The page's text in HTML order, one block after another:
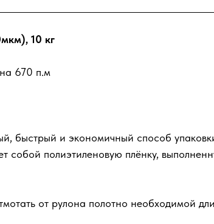
10 кг
670 п.м
быстрый и экономичный способ
собой полиэтиленовую плёнку,
от рулона полотно необходимой